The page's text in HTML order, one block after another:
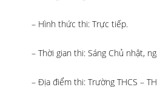
– Hình thức thi: Trực tiếp.
– Thời gian thi: Sáng Chủ nhật,
– Địa điểm thi: Trường THCS –